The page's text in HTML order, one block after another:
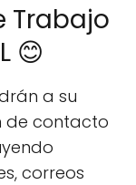
Trabajo
😊
a su
de contacto
correos